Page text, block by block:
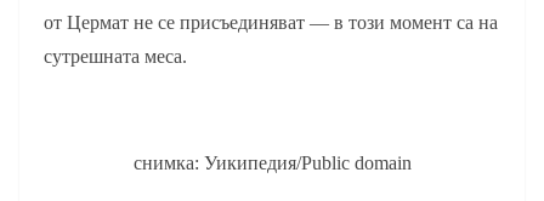
от Цермат не се присъединяват — в този момент са на
сутрешната меса.
снимка: Уикипедия/Public domain